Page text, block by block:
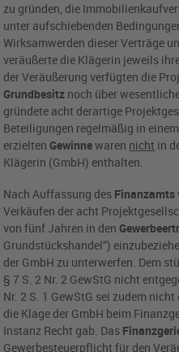
zu gründen, die
unter aufschiebenden
Wirksamwerden dieser Verträge
veräußerte die Klägerin jeweils
der Veräußerung verfügten die
Grundbesitz noch über
gründete acht derartige
Beteiligungen regelmäßig in
erzielten Gewinnewaren nicht in
Klägerin (GmbH) enthalten.
Nach Auffassung des Finanzamts
Verkäufen der acht
von fünf Jahren in den
Grundstückshandel“)
der GmbH zu unterwerfen. Dem
§ 7 S. 2 Nr. 2 GewStG nicht
Nr. 2 S. 1 GewStG sei zudem
die Klage der GmbH beim
Instanz Recht gab. Das
Gewerbesteuerpflicht für den